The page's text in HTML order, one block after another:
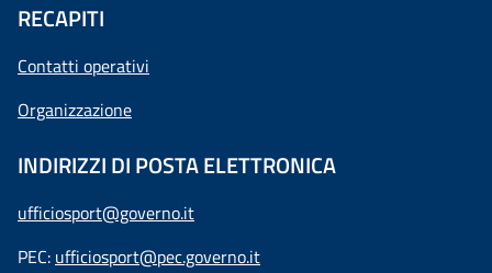
RECAPITI
Contatti operativi
Organizzazione
INDIRIZZI DI POSTA ELETTRONICA
ufficiosport@governo.it
PEC: ufficiosport@pec.governo.it